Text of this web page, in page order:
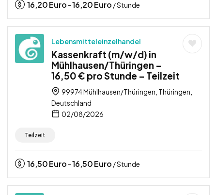
16,20Euro -16,20Euro / Stunde
Lebensmitteleinzelhandel
Kassenkraft (m/w/d) in
Mühlhausen/Thüringen –
16,50 € pro Stunde – Teilzeit
99974 Mühlhausen/Thüringen, Thüringen,
Deutschland
02/08/2026
Teilzeit
16,50Euro -16,50Euro / Stunde